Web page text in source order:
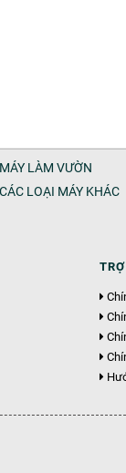
MÁY LÀM VƯỜN
CÁC LOẠI MÁY KHÁC